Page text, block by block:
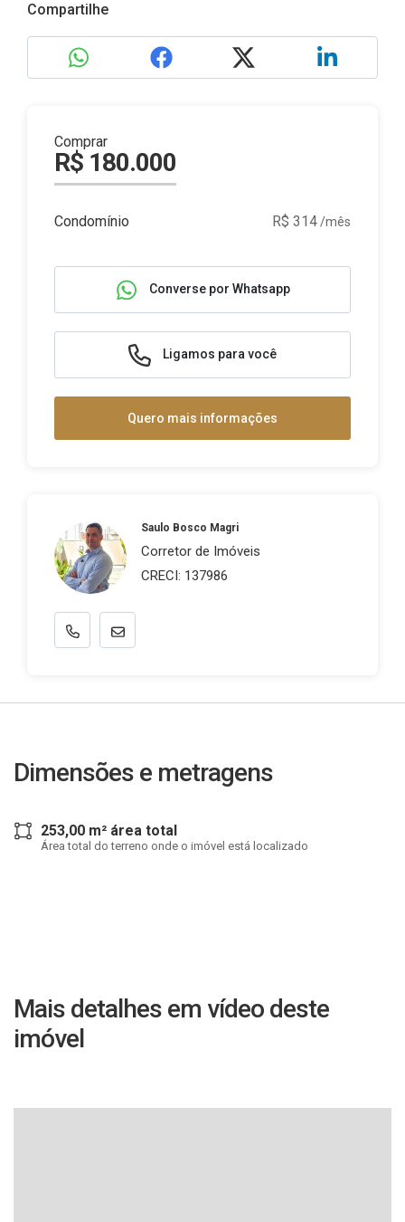
Compartilhe
Comprar
R$ 180.000
Condomínio R$ 314/mês
Converse por Whatsapp
Ligamos para você
Quero mais informações
Saulo Bosco Magri
Corretor de Imóveis
CRECI: 137986
Dimensões e metragens
253,00 m² área total
Área total do terreno onde o imóvel está localizado
Mais detalhes em vídeo deste
imóvel